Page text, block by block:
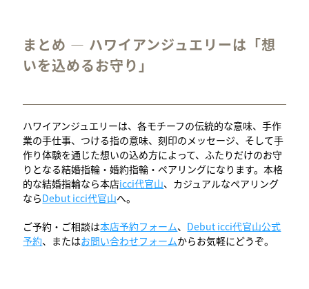
まとめ — ハワイアンジュエリーは「想
いを込めるお守り」
ハワイアンジュエリーは、各モチーフの伝統的な意味、手作
業の手仕事、つける指の意味、刻印のメッセージ、そして手
作り体験を通じた想いの込め方によって、ふたりだけのお守
りとなる結婚指輪・婚約指輪・ペアリングになります。本格
的な結婚指輪なら本店icci代官山、カジュアルなペアリング
ならDebut icci代官山へ。
ご予約・ご相談は本店予約フォーム、 Debut icci代官山公式
予約、またはお問い合わせフォームからお気軽にどうぞ。